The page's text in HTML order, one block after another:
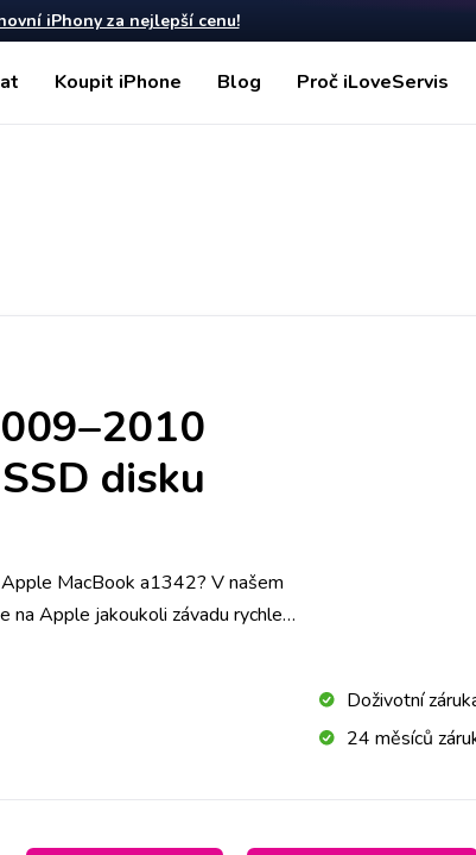
iPhony za nejlepší cenu!
Koupit iPhone Blog Proč iLoveServis
disku
MacBook a1342? V našem
na Apple jakoukoli závadu rychle
ČR máme velké sklady dílů, tak
Budějovicích.
Doživotní
24 měsíců